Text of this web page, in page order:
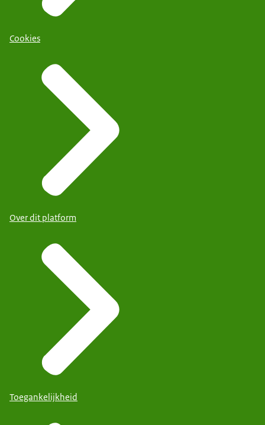
Cookies
Over dit platform
Toegankelijkheid